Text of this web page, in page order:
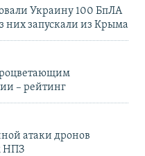
Украину 100 БпЛА
них запускали из Крыма
– рейтинг
атаки дронов
НПЗ